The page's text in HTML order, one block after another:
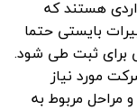
هستند که
بایستی حتما
برای ثبت طی شود.
مورد نیاز
مربوط به